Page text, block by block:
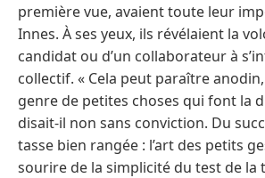
première vue, avaient toute leur
Innes. À ses yeux, ils révélaient la
candidat ou d’un collaborateur à
collectif. « Cela peut paraître anodin,
genre de petites choses qui font la
disait-il non sans conviction. Du
tasse bien rangée : l’art des petits
sourire de la simplicité du test de la